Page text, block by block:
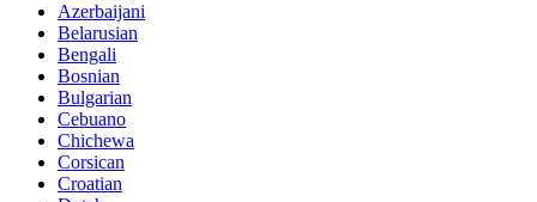
Azerbaijani
Belarusian
Bengali
Bosnian
Bulgarian
Cebuano
Chichewa
Corsican
Croatian